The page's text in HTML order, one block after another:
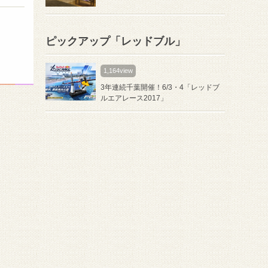
ピックアップ「レッドブル」
1,164view
3年連続千葉開催！6/3・4「レッドブ
ルエアレース2017」